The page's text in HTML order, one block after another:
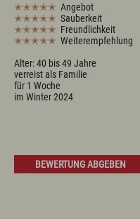
✭✭✭✭✭ Angebot
✭✭✭✭✭ Sauberkeit
✭✭✭✭✭ Freundlichkeit
✭✭✭✭✭ Weiterempfehlung
Alter: 40 bis 49 Jahre
verreist als Familie
für 1 Woche
im Winter 2024
BEWERTUNG ABGEBEN